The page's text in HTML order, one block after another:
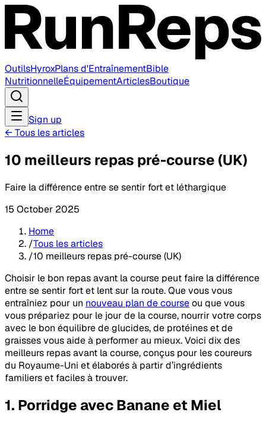
OutilsHyroxPlans d'EntraînementBible
NutritionnelleÉquipementArticlesBoutique
Sign up
← Tous les articles
10 meilleurs repas pré-course (UK)
Faire la différence entre se sentir fort et léthargique
15 October 2025
Home
/Tous les articles
/10 meilleurs repas pré-course (UK)
Choisir le bon repas avant la course peut faire la différence
entre se sentir fort et lent sur la route. Que vous vous
entraîniez pour un nouveau plan de courseou que vous
vous prépariez pour le jour de la course, nourrir votre corps
avec le bon équilibre de glucides, de protéines et de
graisses vous aide à performer au mieux. Voici dix des
meilleurs repas avant la course, conçus pour les coureurs
du Royaume-Uni et élaborés à partir d’ingrédients
familiers et faciles à trouver.
1. Porridge avec Banane et Miel